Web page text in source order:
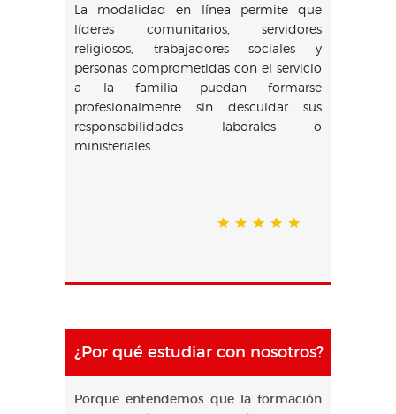
La modalidad en línea permite que
líderes comunitarios, servidores
religiosos, trabajadores sociales y
personas comprometidas con el servicio
a la familia puedan formarse
profesionalmente sin descuidar sus
responsabilidades laborales o
ministeriales
¿Por qué estudiar con nosotros?
Porque entendemos que la formación